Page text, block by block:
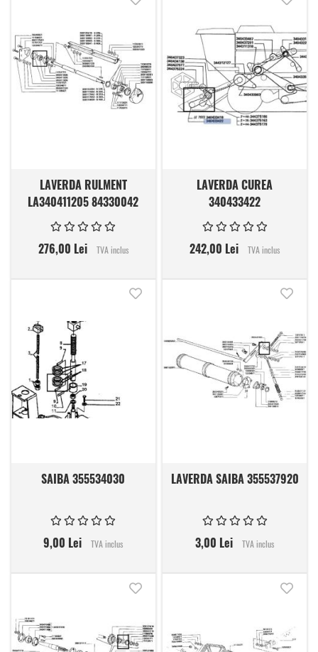
LAVERDA RULMENT
LA340411205 84330042
276,00 Lei TVA inclus
LAVERDA CUREA
340433422
242,00 Lei TVA inclus
SAIBA 355534030
9,00 Lei TVA inclus
LAVERDA SAIBA 355537920
3,00 Lei TVA inclus